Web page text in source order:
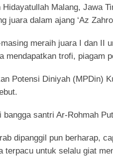
Malang, Jawa
juara dalam ajang ‘Az
meraih juara I dan II
mendapatkan trofi, piagam
Potensi Diniyah (MPDin)
bangga santri Ar-Rohmah
dipanggil pun berharap,
terpacu untuk selalu giat